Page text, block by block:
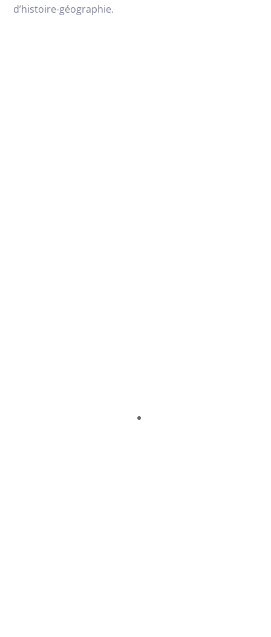
d’histoire-géographie.